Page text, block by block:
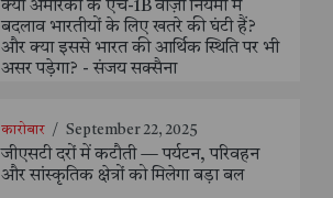
क्या अमेरिका के एच-1B वीज़ा नियमों में
बदलाव भारतीयों के लिए खतरे की घंटी हैं?
और क्या इससे भारत की आर्थिक स्थिति पर भी
असर पड़ेगा? - संजय सक्सैना
कारोबार / September 22, 2025
जीएसटी दरों में कटौती — पर्यटन, परिवहन
और सांस्कृतिक क्षेत्रों को मिलेगा बड़ा बल